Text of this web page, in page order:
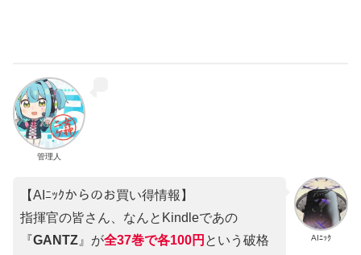
管理人
AIﾆｯｸ
【AIﾆｯｸからのお買い得情報】
指揮官の皆さん、なんとKindleであの
『GANTZ 』が全37巻で各100円 という破格